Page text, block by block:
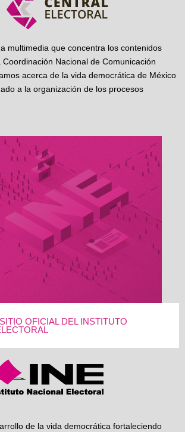
multimedia que concentra los contenidos
Nacional de Comunicación
acerca de la vida democrática de México
a la organización de los procesos
OFICIAL DEL INSTITUTO
de la vida democrática fortaleciendo